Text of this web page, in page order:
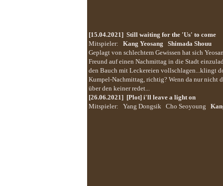
[15.04.2021] Still waiting for the 'Us' to come
Mitspieler: Kang Yeosang
Shimada Shouu
Geplagt von schlechtem Gewissen hat sich
Freund auf einen Nachmittag in die Stadt
den Bauch mit Leckereien vollschlagen...klingt
Kumpel-Nachmittag, richtig? Wenn da nur nicht
über den keiner redet...
[26.06.2021] [Plot] i'll leave a light on
Mitspieler: Yang Dongsik Cho Seoyoung